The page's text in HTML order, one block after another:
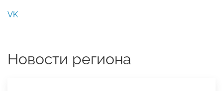
VK
Новости региона